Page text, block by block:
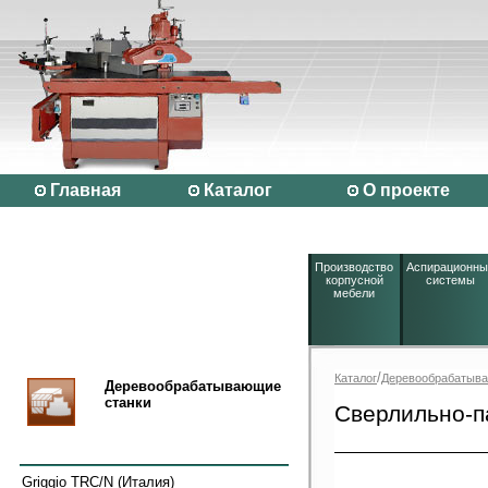
Главная Каталог О проекте
Производство
корпусной
мебели
системы
Деревообрабатывающие
станки
Griggio TRC/N (Италия)
Каталог/
Сверлильно-